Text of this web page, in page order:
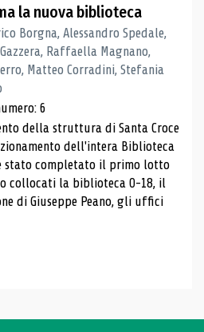
la nuova biblioteca
Borgna, Alessandro Spedale,
Raffaella Magnano,
Matteo Corradini, Stefania
6
della struttura di Santa Croce
dell'intera Biblioteca
stato completato il primo lotto
collocati la biblioteca 0-18, il
di Giuseppe Peano, gli uffici